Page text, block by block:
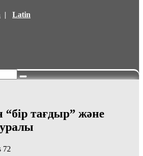
| Latin
“бір тағдыр” және
72